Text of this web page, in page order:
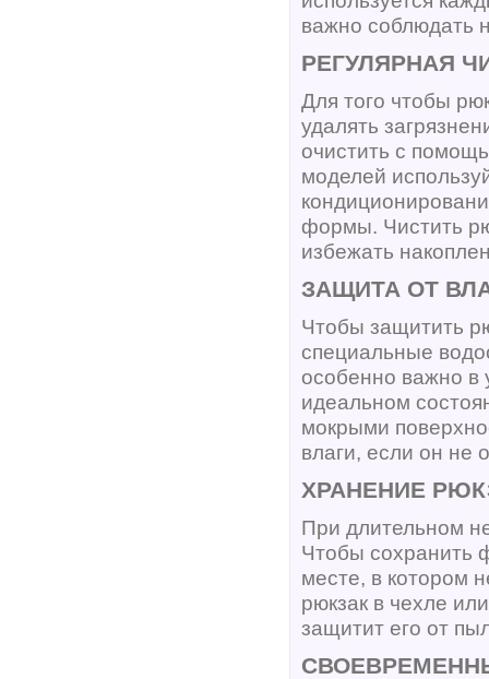
важно соблюдать
РЕГУЛЯРНАЯ
Для того чтобы
удалять
очистить с
моделей
формы. Чистить
избежать
ЗАЩИТА ОТ
Чтобы защитить
специальные
особенно важно в
идеальном
мокрыми
влаги, если он не
ХРАНЕНИЕ
При длительном
Чтобы сохранить
месте, в котором
рюкзак в чехле
защитит его от